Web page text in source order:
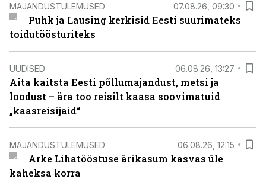
MAJANDUSTULEMUSED 07.08.26, 09:30
Puhk ja Lausing kerkisid Eesti suurimateks
toidutöösturiteks
UUDISED 06.08.26, 13:27
Aita kaitsta Eesti põllumajandust, metsi ja
loodust – ära too reisilt kaasa soovimatuid
„kaasreisijaid“
MAJANDUSTULEMUSED 06.08.26, 12:15
Arke Lihatööstuse ärikasum kasvas üle
kaheksa korra